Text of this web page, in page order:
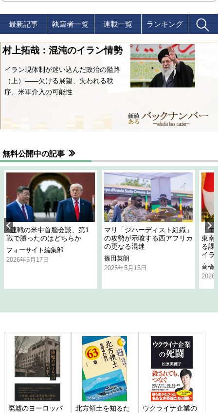
最新記事 執筆者一覧 連載一覧 ランキング
村上拓哉：混沌のイラン情勢
イラン現体制が迷い込んだ政治の隘路
（上）――欠ける展望、失われる秩
序、米軍介入の可能性
無料公開中の記事
4連戦の米中首脳会談、第1
戦で勝ったのはどちらか
フォーサイト編集部
2026年5月17日
マリ「ジハーディスト組織」
の攻勢が示唆する西アフリカ
の更なる混迷
篠田英朗
2026年5月15日
「
東南
る課
イラ
高橋
2026
廃墟のヨーロッパ
北方領土を知るた
ウクライナ企業の